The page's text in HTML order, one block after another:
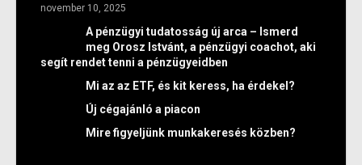
november 10, 2025
A pénzügyi tudatosság új arca – Ismerd
meg Orosz Istvánt, a pénzügyi coachot, aki
segít rendet tenni a pénzügyeidben
Mi az az ETF, és kit keress, ha érdekel?
Új cégajánló a piacon
Mire figyeljünk munkakeresés közben?